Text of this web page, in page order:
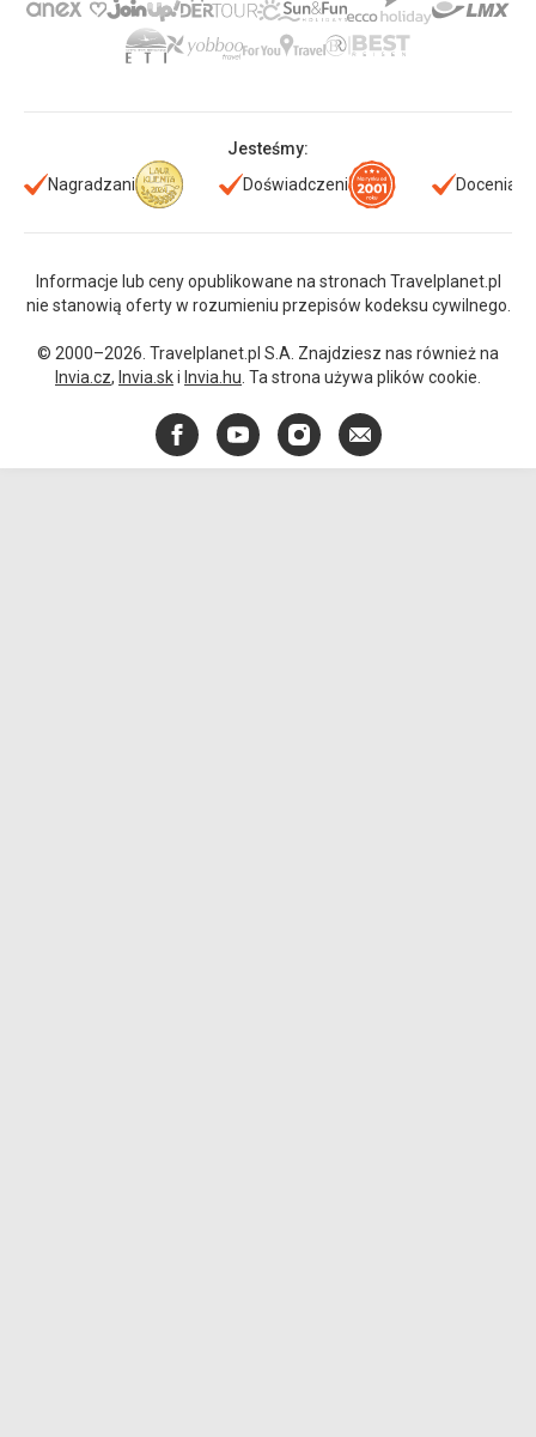
Jesteśmy:
Nagradzani
Doświadczeni Doceniani
Informacje lub ceny opublikowane na stronach Travelplanet.pl
nie stanowią oferty w rozumieniu przepisów kodeksu cywilnego.
© 2000–2026. Travelplanet.pl S.A. Znajdziesz nas również na
Invia.cz, Invia.ski Invia.hu . Ta strona używa plików cookie.
FacebookYouTubeInstagram
E-
mail